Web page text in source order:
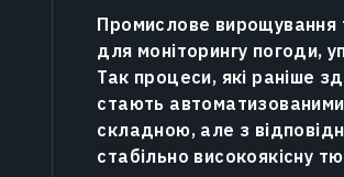
Промислове вирощування
для моніторингу погоди,
Так процеси, які раніше
стають
складною, але з
стабільно високоякісну